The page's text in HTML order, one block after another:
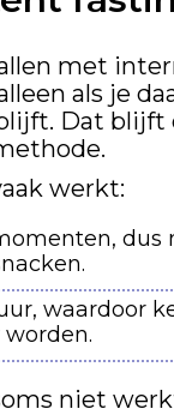
met
als je
Dat blijft
werkt:
dus
waardoor
niet